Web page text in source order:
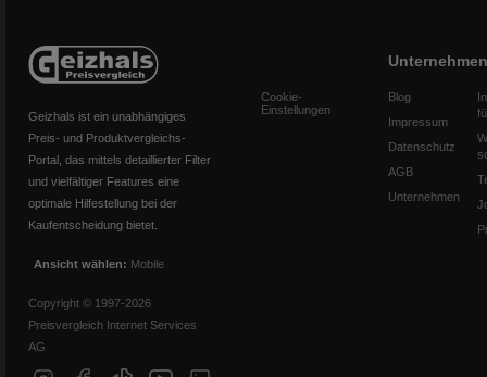
Geizhals ist ein unabhängiges
Preis- und Produktvergleichs-
Portal, das mittels detaillierter Filter
und vielfältiger Features eine
optimale Hilfestellung bei der
Kaufentscheidung bietet.
Ansicht wählen: Mobile
Copyright © 1997-2026
Preisvergleich Internet Services
AG
Cookie-
Einstellungen
Unternehmen
Blog
Impressum
Datenschutz
AGB
Unternehmen